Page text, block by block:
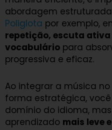
abordagem
Poliglota por exemplo,
repetição, escuta ativa
vocabulário para
progressiva e eficaz.
Ao integrar a música
forma estratégica,
domínio do idioma,
aprendizado mais leve